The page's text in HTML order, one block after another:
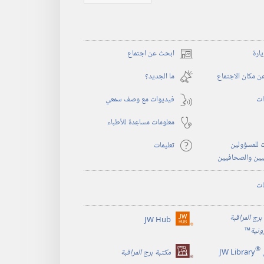
ابحث عن اجتماع (يفتح
نافذة
جديدة)
مكان الاجتماع
ما الجديد؟‏
فيديوات مع وصف سمعي
معلومات مساعِدة للأطباء
للمسؤولين
والصحافيين
تعليمات
المراقبة
™
JW Hub (يفتح
جديدة)
®
JW Library مكتبة برج المراقبة